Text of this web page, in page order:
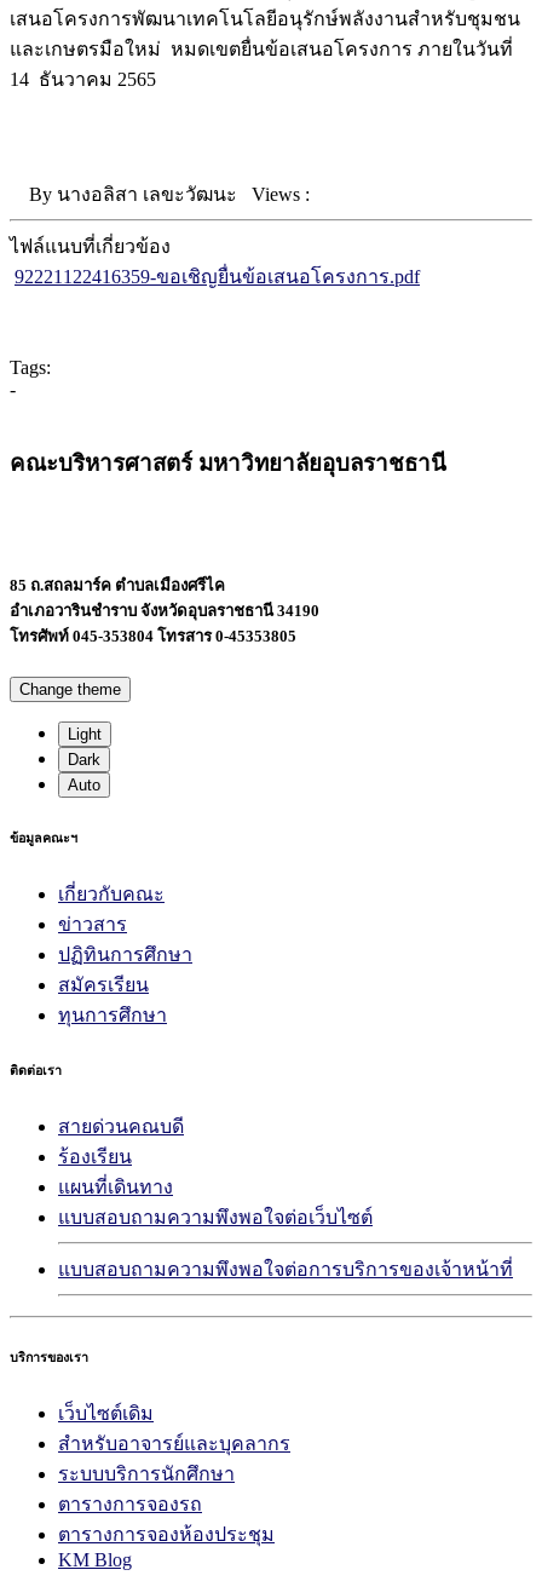
เสนอโครงการพัฒนาเทคโนโลยีอนุรักษ์พลังงานสำหรับชุมชน
และเกษตรมือใหม่ หมดเขตยื่นข้อเสนอโครงการ ภายในวันที่
14 ธันวาคม 2565
By นางอลิสา เลขะวัฒนะ Views :
ไฟล์แนบที่เกี่ยวข้อง
92221122416359-ขอเชิญยื่นข้อเสนอโครงการ.pdf
Tags:
-
คณะบริหารศาสตร์ มหาวิทยาลัยอุบลราชธานี
85 ถ.สถลมาร์ค ตำบลเมืองศรีไค
อำเภอวารินชำราบ จังหวัดอุบลราชธานี 34190
โทรศัพท์ 045-353804 โทรสาร 0-45353805
Change theme
Light
Dark
Auto
ข้อมูลคณะฯ
เกี่ยวกับคณะ
ข่าวสาร
ปฏิทินการศึกษา
สมัครเรียน
ทุนการศึกษา
ติดต่อเรา
สายด่วนคณบดี
ร้องเรียน
แผนที่เดินทาง
แบบสอบถามความพึงพอใจต่อเว็บไซต์
แบบสอบถามความพึงพอใจต่อการบริการของเจ้าหน้าที่
บริการของเรา
เว็บไซต์เดิม
สำหรับอาจารย์และบุคลากร
ระบบบริการนักศึกษา
ตารางการจองรถ
ตารางการจองห้องประชุม
KM Blog